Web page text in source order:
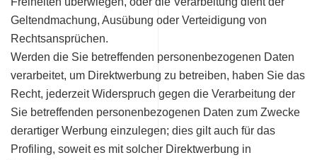
Geltendmachung, Ausübung oder Verteidigung von
Rechtsansprüchen.
Werden die Sie betreffenden personenbezogenen Daten
verarbeitet, um Direktwerbung zu betreiben, haben Sie das
Recht, jederzeit Widerspruch gegen die Verarbeitung der
Sie betreffenden personenbezogenen Daten zum Zwecke
derartiger Werbung einzulegen; dies gilt auch für das
Profiling, soweit es mit solcher Direktwerbung in